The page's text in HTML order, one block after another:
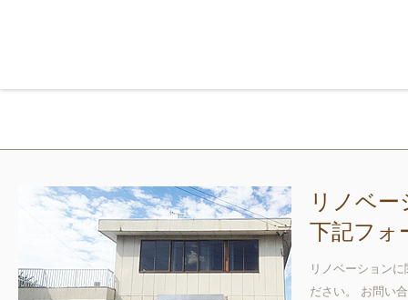
リノベ
下記フォ
リノベーション
ださい。 お問い